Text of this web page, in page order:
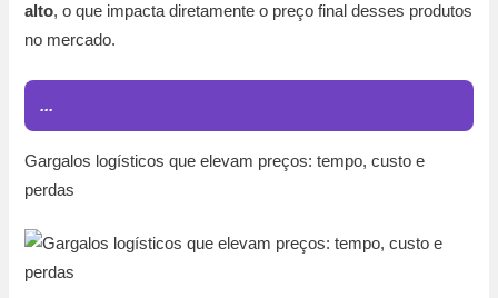
alto, o que impacta diretamente o preço final desses produtos
no mercado.
...
Gargalos logísticos que elevam preços: tempo, custo e
perdas